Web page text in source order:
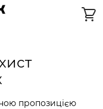
пропозицією